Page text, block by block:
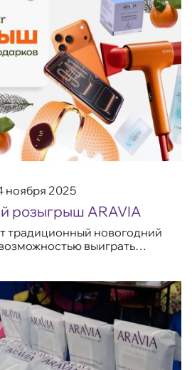
ноября 2025
розыгрыш ARAVIA
традиционный новогодний
выиграть
подарков ...